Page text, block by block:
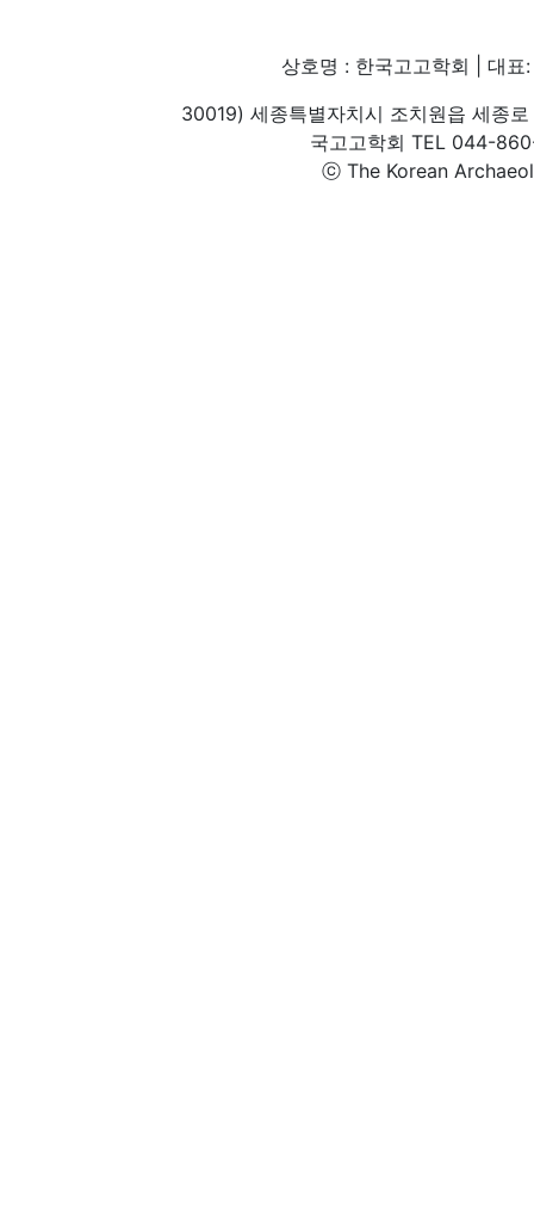
상호명 : 한국고고학회 | 대
30019) 세종특별자치시 조치원읍 세종
국고고학회 TEL 044-
ⓒ The Korean